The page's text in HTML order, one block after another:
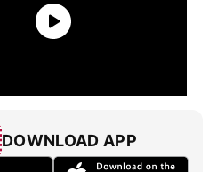
DOWNLOAD APP